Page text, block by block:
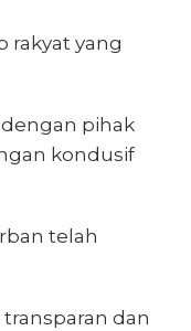
rakyat yang
pihak
kondusif
telah
dan